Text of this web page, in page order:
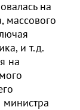
на
массового
и т.д.
на
министра